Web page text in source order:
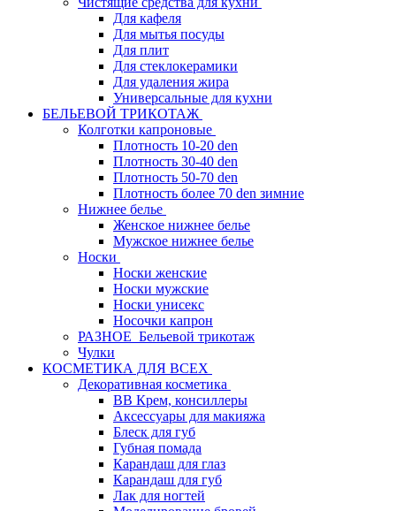
Для кафеля
Для мытья посуды
Для плит
Для стеклокерамики
Для удаления жира
Универсальные для кухни
БЕЛЬЕВОЙ ТРИКОТАЖ
Колготки капроновые
Плотность 10-20 den
Плотность 30-40 den
Плотность 50-70 den
Плотность более 70 den зимние
Нижнее белье
Женское нижнее белье
Мужское нижнее белье
Носки
Носки женские
Носки мужские
Носки унисекс
Носочки капрон
РАЗНОЕ_Бельевой трикотаж
Чулки
КОСМЕТИКА ДЛЯ ВСЕХ
Декоративная косметика
BB Крем, консиллеры
Аксессуары для макияжа
Блеск для губ
Губная помада
Карандаш для глаз
Карандаш для губ
Лак для ногтей